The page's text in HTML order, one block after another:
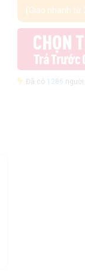
(Giao nhanh từ
Đã có 1286